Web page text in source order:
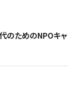
のためのNPOキャ